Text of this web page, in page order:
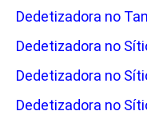
Dedetizadora no
Dedetizadora no
Dedetizadora no
Dedetizadora no